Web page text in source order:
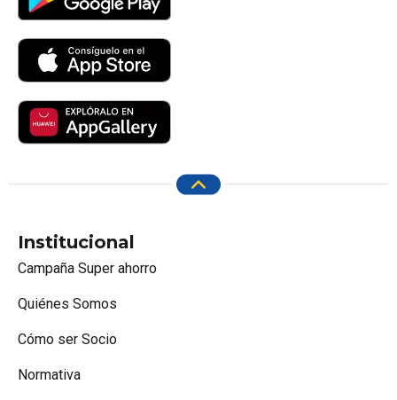
Institucional
Campaña Super ahorro
Quiénes Somos
Cómo ser Socio
Normativa